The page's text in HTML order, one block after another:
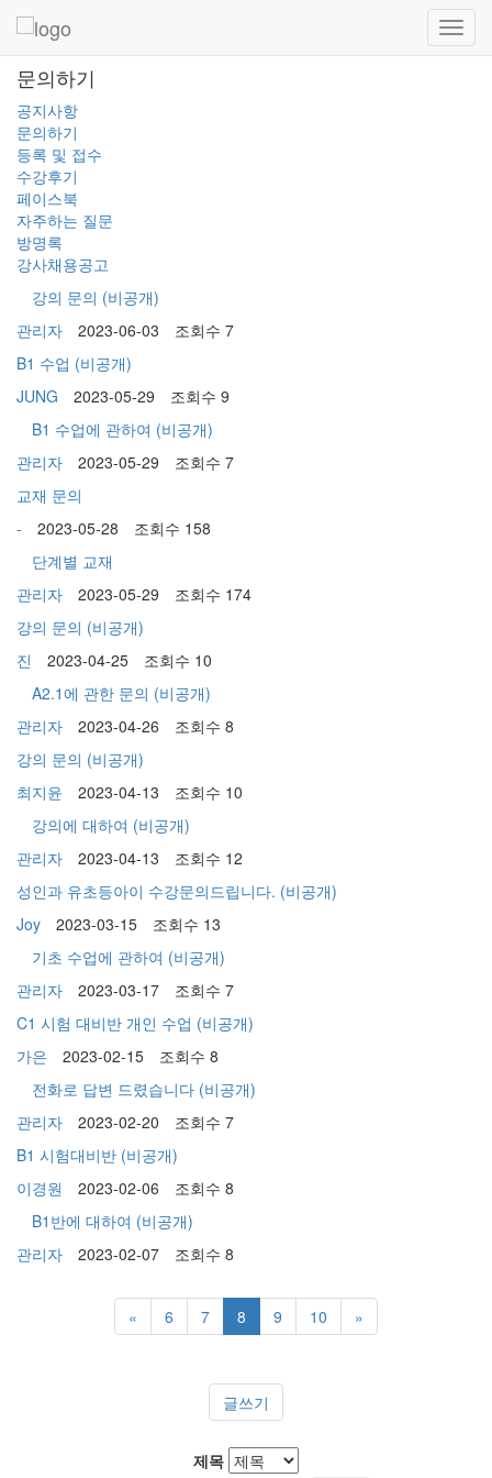
문의하기
공지사항
문의하기
등록 및 접수
수강후기
페이스북
자주하는 질문
방명록
강사채용공고
강의 문의 (비공개)
관리자
2023-06-03
조회수 7
B1 수업 (비공개)
JUNG
2023-05-29
조회수 9
B1 수업에 관하여 (비공개)
관리자
2023-05-29
조회수 7
교재 문의
-
2023-05-28
조회수 158
단계별 교재
관리자
2023-05-29
조회수 174
강의 문의 (비공개)
진
2023-04-25
조회수 10
A2.1에 관한 문의 (비공개)
관리자
2023-04-26
조회수 8
강의 문의 (비공개)
최지윤
2023-04-13
조회수 10
강의에 대하여 (비공개)
관리자
2023-04-13
조회수 12
성인과 유초등아이 수강문의드립니다. (비공개)
Joy
2023-03-15
조회수 13
기초 수업에 관하여 (비공개)
관리자
2023-03-17
조회수 7
C1 시험 대비반 개인 수업 (비공개)
가은
2023-02-15
조회수 8
전화로 답변 드렸습니다 (비공개)
관리자
2023-02-20
조회수 7
B1 시험대비반 (비공개)
이경원
2023-02-06
조회수 8
B1반에 대하여 (비공개)
관리자
2023-02-07 조회수 8
« 6 7 8 9 10 »
글쓰기
제목